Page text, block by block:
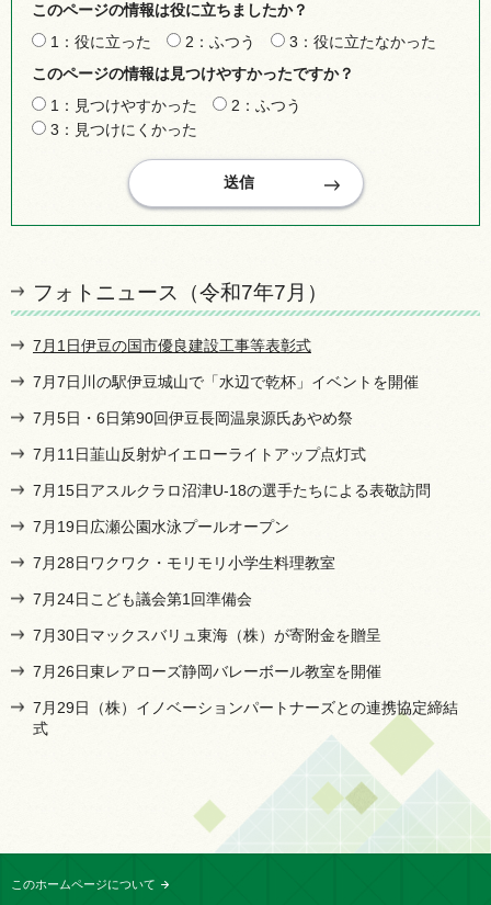
このページの情報は役に立ちましたか？
1：役に立った
2：ふつう
3：役に立たなかった
このページの情報は見つけやすかったですか？
1：見つけやすかった
2：ふつう
3：見つけにくかった
フォトニュース（令和7年7月）
7月1日伊豆の国市優良建設工事等表彰式
7月7日川の駅伊豆城山で「水辺で乾杯」イベントを開催
7月5日・6日第90回伊豆長岡温泉源氏あやめ祭
7月11日韮山反射炉イエローライトアップ点灯式
7月15日アスルクラロ沼津U-18の選手たちによる表敬訪問
7月19日広瀬公園水泳プールオープン
7月28日ワクワク・モリモリ小学生料理教室
7月24日こども議会第1回準備会
7月30日マックスバリュ東海（株）が寄附金を贈呈
7月26日東レアローズ静岡バレーボール教室を開催
7月29日（株）イノベーションパートナーズとの連携協定締結
式
このホームページについて